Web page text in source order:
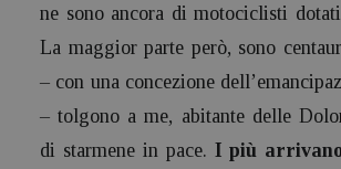
ne sono ancora di motociclisti
La maggior parte però, sono
– con una concezione
– tolgono a me, abitante delle
di starmene in pace. I più